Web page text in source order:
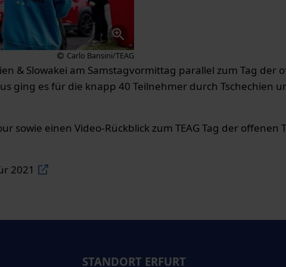
Carlo Bansini/TEAG
& Slowakei am Samstagvormittag parallel zum Tag der
ging es für die knapp 40 Teilnehmer durch Tschechien
sowie einen Video-Rückblick zum TEAG Tag der offenen
2021
STANDORT ERFURT